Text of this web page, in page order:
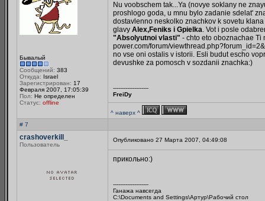
Бывалый
Сообщений: 383
Откуда: Israel
Зарегистрирован: 17
Февраля 2007, 17:05:39
Пол: Не определен
Статус: offline
Nu voobschem tak...Ya (novye soklany ne
proshlogo goda, u mnu bylo zadanie sdelat'
dostavlenno neskolko znachkov k sovetu
glavy Alex,Feniks i Gpielka. Vot i posle
"Absolyutnoi vlasti" - chto eto oboznachae Ti
power.com/forum/
no vse oni ostalis v istorii. Esli budut escho
devushke za pomosch v sozdanii znachka:)
--------------------
FreiDy
^ наверх ^
# 7
crashoverkill_
Пользователь
Опубликовано 27 Марта 2007, 04:49:08
прикольно:)
--------------------
Ганажа навсегда
C:\Documents and Settings\Артур\Рабочий стол